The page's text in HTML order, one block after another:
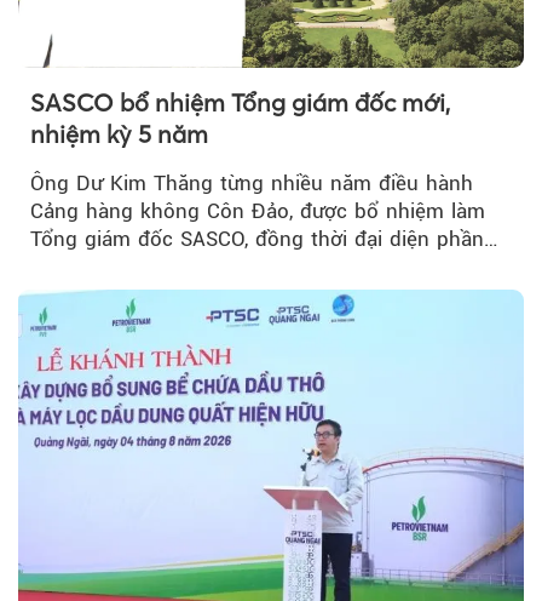
SASCO bổ nhiệm Tổng giám đốc mới,
nhiệm kỳ 5 năm
Ông Dư Kim Thăng từng nhiều năm điều hành
Cảng hàng không Côn Đảo, được bổ nhiệm làm
Tổng giám đốc SASCO, đồng thời đại diện phần